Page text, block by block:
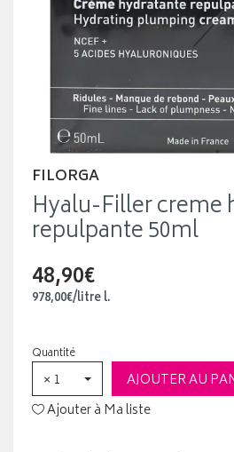
FILORGA
Hyalu-Filler creme
repulpante 50ml
48,90€
978,00€/litrel.
Quantité
× 1
AJOUTER AU
Ajouter à Ma liste